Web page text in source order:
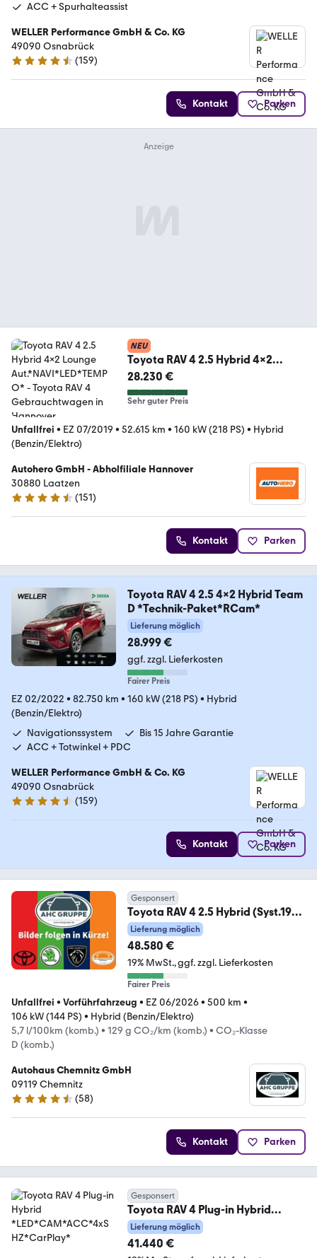
ACC + Spurhalteassist
WELLER Performance GmbH & Co. KG
49090 Osnabrück
4.5 Sterne
(159)
Kontakt Parken
NEU
Toyota RAV 4 2.5 Hybrid 4x2
Lounge Aut.*NAVI*LED*TEMPO*
28.230 €
Sehr guter Preis
Unfallfrei • EZ 07/2019 • 52.615 km • 160 kW (218 PS) • Hybrid
(Benzin/Elektro)
Autohero GmbH - Abholfiliale Hannover
30880 Laatzen
4.7 Sterne
(151)
Kontakt Parken
Toyota RAV 4 2.5 4x2 Hybrid Team
D *Technik-Paket*RCam*
Lieferung möglich
28.999 €
ggf. zzgl. Lieferkosten
Fairer Preis
EZ 02/2022 • 82.750 km • 160 kW (218 PS) • Hybrid
(Benzin/Elektro)
Navigationssystem
Bis 15 Jahre Garantie
ACC + Totwinkel + PDC
WELLER Performance GmbH & Co. KG
49090 Osnabrück
4.5 Sterne
(159)
Kontakt Parken
Gesponsert
Toyota RAV 4 2.5 Hybrid (Syst.194
PS) Euro6e AWD Teampl
Lieferung möglich
48.580 €
19% MwSt. ggf. zzgl. Lieferkosten
Fairer Preis
Unfallfrei • Vorführfahrzeug • EZ 06/2026• 500 km •
106 kW (144 PS) • Hybrid (Benzin/Elektro)
5,7 l/100km (komb.) • 129 g CO₂/km (komb.) • CO₂-Klasse
D (komb.)
Autohaus Chemnitz GmbH
09119 Chemnitz
4.3 Sterne
(58)
Kontakt Parken
Gesponsert
Toyota RAV 4 Plug-in Hybrid
*LED*CAM*ACC*4xSHZ*CarPlay*
Lieferung möglich
41.440 €